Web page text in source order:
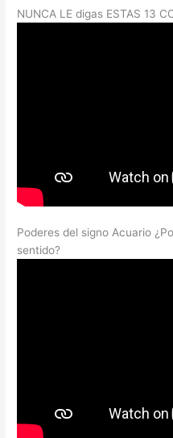
NUNCA LE digas ESTAS 13
Poderes del signo Acuario
sentido?